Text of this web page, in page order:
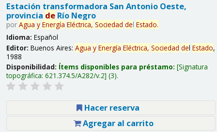
Estación transformadora San Antonio Oeste,
provincia deRío Negro
por Agua y Energía Eléctrica, Sociedad del Estado.
Idioma: Español
Editor: Buenos Aires: Agua y Energía Eléctrica, Sociedad del Estado,
1988
Disponibilidad: Ítems disponibles para préstamo: Signatura
topográfica: 621.374.5/A282/v.2 (3).
Hacer reserva
Agregar al carrito